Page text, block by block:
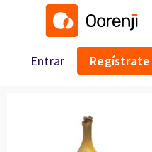
Entrar Regístrate